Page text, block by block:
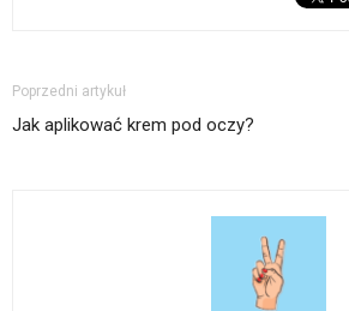
Poprzedni artykuł
Jak aplikować krem pod oczy?